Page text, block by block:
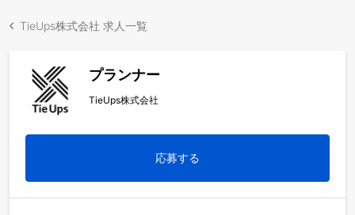
TieUps株式会社 求人一覧
プランナー
TieUps株式会社
応募する